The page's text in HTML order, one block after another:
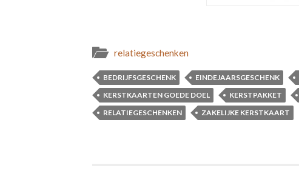
relatiegeschenken
BEDRIJFSGESCHENK EINDEJAARSGESCHENK
KERSTKAARTEN GOEDE DOEL
KERSTPAKKET
RELATIEGESCHENKEN
ZAKELIJKE KERSTKAART